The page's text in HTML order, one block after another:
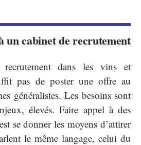
un cabinet de recrutement
dans les vins et
pas de poster une offre au
généralistes. Les besoins sont
élevés. Faire appel à des
se donner les moyens d’attirer
le même langage, celui du